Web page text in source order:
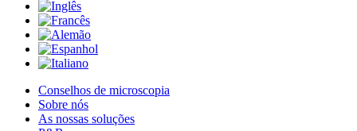
Conselhos de microscopia
Sobre nós
As nossas soluções